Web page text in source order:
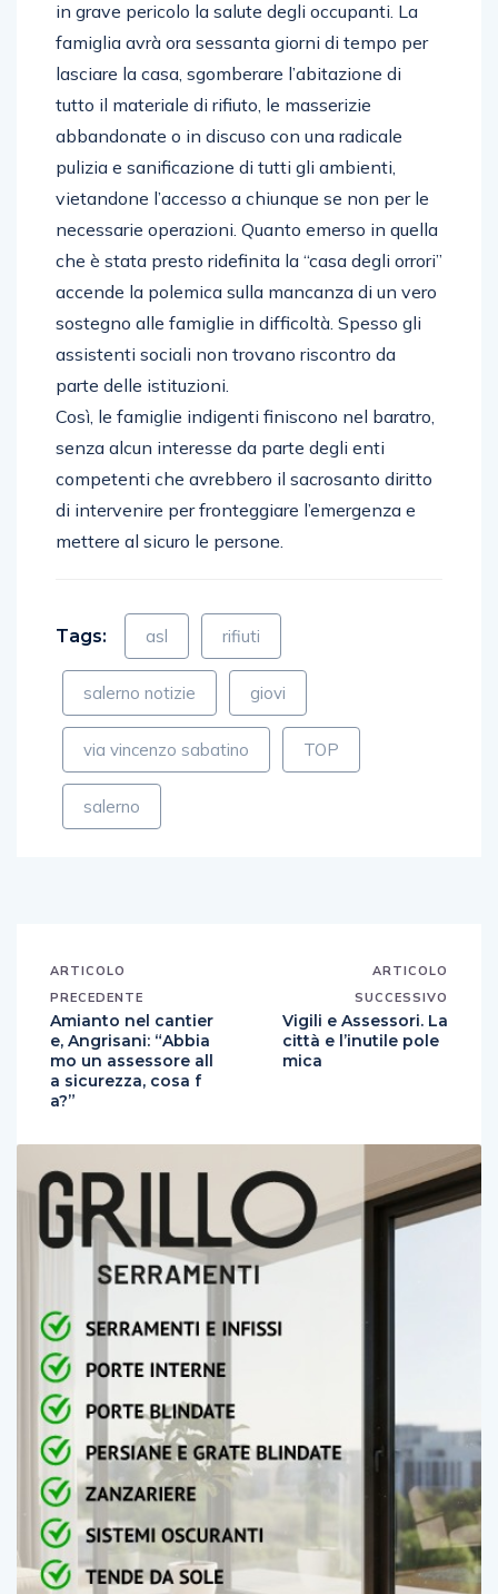
in grave pericolo la salute degli occupanti. La
famiglia avrà ora sessanta giorni di tempo per
lasciare la casa, sgomberare l’abitazione di
tutto il materiale di rifiuto, le masserizie
abbandonate o in discuso con una radicale
pulizia e sanificazione di tutti gli ambienti,
vietandone l’accesso a chiunque se non per le
necessarie operazioni. Quanto emerso in quella
che è stata presto ridefinita la “casa degli orrori”
accende la polemica sulla mancanza di un vero
sostegno alle famiglie in difficoltà. Spesso gli
assistenti sociali non trovano riscontro da
parte delle istituzioni.
Così, le famiglie indigenti finiscono nel baratro,
senza alcun interesse da parte degli enti
competenti che avrebbero il sacrosanto diritto
di intervenire per fronteggiare l’emergenza e
mettere al sicuro le persone.
Tags: asl rifiuti
salerno notizie giovi
via vincenzo sabatino TOP
salerno
ARTICOLO
PRECEDENTE
Amianto nel cantier
e, Angrisani: “Abbia
mo un assessore all
a sicurezza, cosa f
a?”
ARTICOLO
SUCCESSIVO
Vigili e Assessori. La
città e l’inutile pole
mica